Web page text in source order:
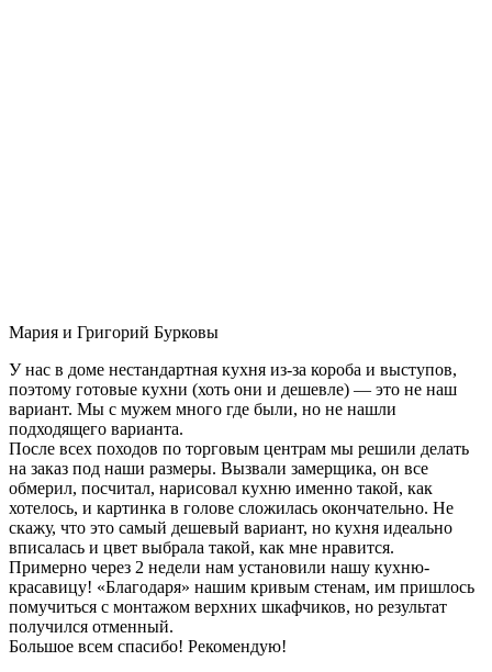
Мария и Григорий Бурковы
У нас в доме нестандартная кухня из-за короба и выступов,
поэтому готовые кухни (хоть они и дешевле) — это не наш
вариант. Мы с мужем много где были, но не нашли
подходящего варианта.
После всех походов по торговым центрам мы решили делать
на заказ под наши размеры. Вызвали замерщика, он все
обмерил, посчитал, нарисовал кухню именно такой, как
хотелось, и картинка в голове сложилась окончательно. Не
скажу, что это самый дешевый вариант, но кухня идеально
вписалась и цвет выбрала такой, как мне нравится.
Примерно через 2 недели нам установили нашу кухню-
красавицу! «Благодаря» нашим кривым стенам, им пришлось
помучиться с монтажом верхних шкафчиков, но результат
получился отменный.
Большое всем спасибо! Рекомендую!